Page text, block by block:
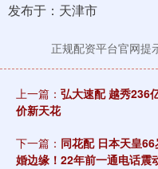
发布于：天津市
正规配资平台官网提
上一篇： 弘大速配 越秀236
价新天花
下一篇： 同花配 日本天皇
婚边缘！22年前一通电话震